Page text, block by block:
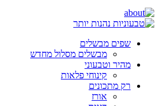
שפים מבשלים
מבשלים מסלול מחדש
מהיר וטבעוני
קינוחי פלאות
רק מתכונים
אורז